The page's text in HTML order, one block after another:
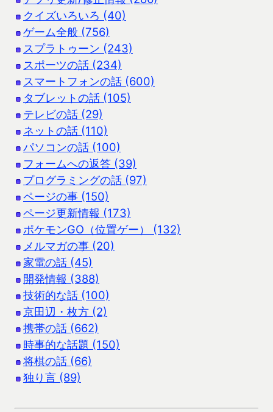
クイズいろいろ (40)
ゲーム全般 (756)
スプラトゥーン (243)
スポーツの話 (234)
スマートフォンの話 (600)
タブレットの話 (105)
テレビの話 (29)
ネットの話 (110)
パソコンの話 (100)
フォームへの返答 (39)
プログラミングの話 (97)
ページの事 (150)
ページ更新情報 (173)
ポケモンGO（位置ゲー） (132)
メルマガの事 (20)
家電の話 (45)
開発情報 (388)
技術的な話 (100)
京田辺・枚方 (2)
携帯の話 (662)
時事的な話題 (150)
将棋の話 (66)
独り言 (89)